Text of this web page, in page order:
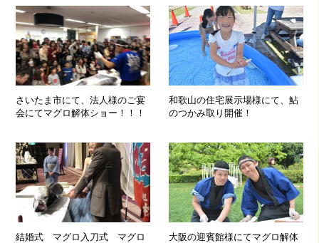
さいたま市にて、法人様のご宴
会にてマグロ解体ショー！！！
和歌山の住宅展示場様にて、鮎
のつかみ取り開催！
結婚式 マグロ入刀式 マグロ
大阪の迎賓館様にてマグロ解体